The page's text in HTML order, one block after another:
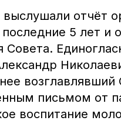
отчёт
5 лет и
Совета.
письмом от
воспитание